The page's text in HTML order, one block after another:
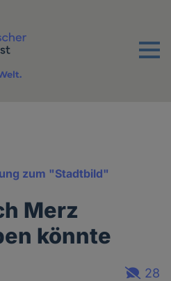
Menu
zum "Stadtbild"
Merz
könnte
28